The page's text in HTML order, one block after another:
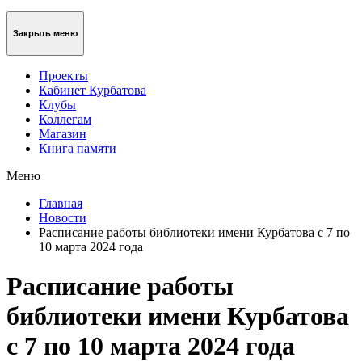
Закрыть меню
Проекты
Кабинет Курбатова
Клубы
Коллегам
Магазин
Книга памяти
Меню
Главная
Новости
Расписание работы библиотеки имени Курбатова с 7 по
10 марта 2024 года
Расписание работы
библиотеки имени Курбатова
с 7 по 10 марта 2024 года